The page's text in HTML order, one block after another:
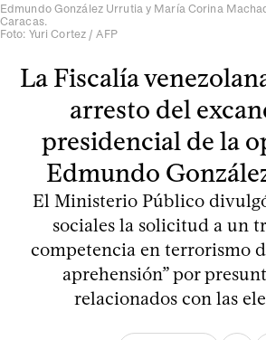
Edmundo González Urrutia y María Corina
Caracas.
Foto: Yuri Cortez / AFP
La Fiscalía
arresto del
presidencial de la
Edmundo
El Ministerio Público
sociales la solicitud a un
competencia en terrorismo
aprehensión” por
relacionados con las